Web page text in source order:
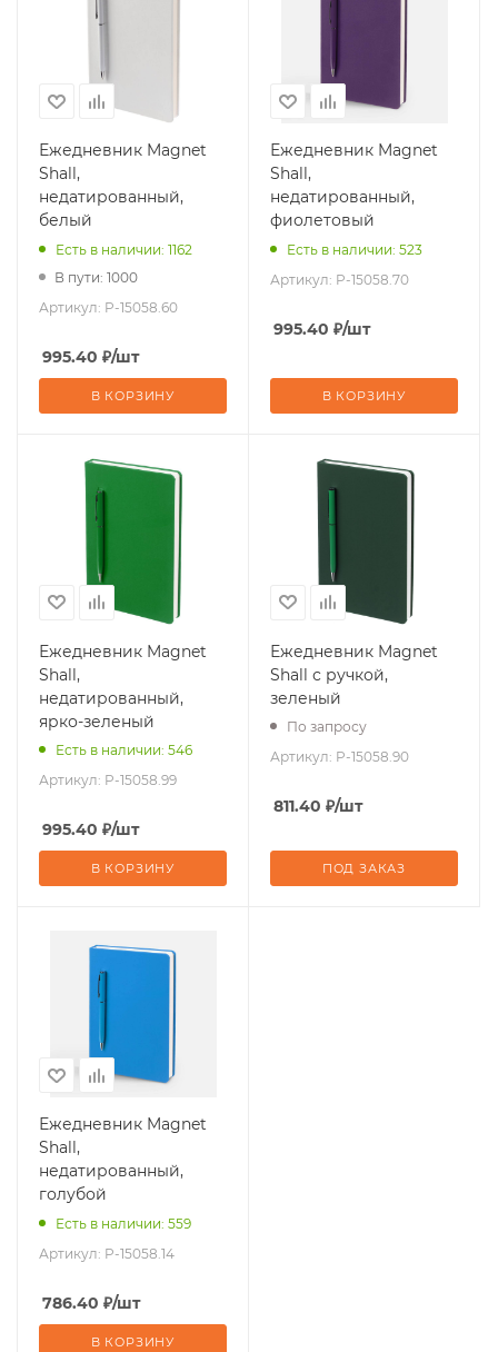
Ежедневник Magnet
Shall,
недатированный,
белый
Есть в наличии: 1162
В пути: 1000
Артикул: P-15058.60
995.40 ₽/шт
В КОРЗИНУ
Ежедневник Magnet
Shall,
недатированный,
фиолетовый
Есть в наличии: 523
Артикул: P-15058.70
995.40 ₽/шт
В КОРЗИНУ
Ежедневник Magnet
Shall,
недатированный,
ярко-зеленый
Есть в наличии: 546
Артикул: P-15058.99
995.40 ₽/шт
В КОРЗИНУ
Ежедневник Magnet
Shall с ручкой,
зеленый
По запросу
Артикул: P-15058.90
811.40 ₽/шт
ПОД ЗАКАЗ
Ежедневник Magnet
Shall,
недатированный,
голубой
Есть в наличии: 559
Артикул: P-15058.14
786.40 ₽/шт
В КОРЗИНУ